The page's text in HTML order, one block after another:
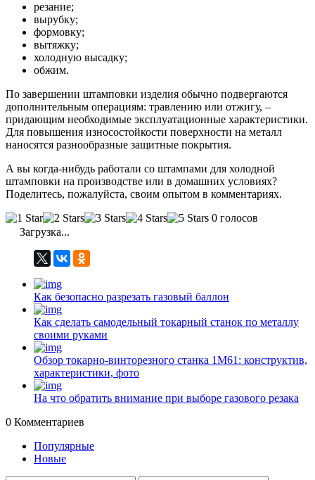
резание;
вырубку;
формовку;
вытяжку;
холодную высадку;
обжим.
По завершении штамповки изделия обычно подвергаются
дополнительным операциям: травлению или отжигу, –
придающим необходимые эксплуатационные характеристики.
Для повышения износостойкости поверхности на металл
наносятся разнообразные защитные покрытия.
А вы когда-нибудь работали со штампами для холодной
штамповки на производстве или в домашних условиях?
Поделитесь, пожалуйста, своим опытом в комментариях.
0 голосов
Загрузка...
Как безопасно разрезать газовый баллон
Как сделать самодельный токарный станок по металлу
своими руками
Обзор токарно-винторезного станка 1М61: конструктив,
характеристики, фото
На что обратить внимание при выборе газового резака
0 Комментариев
Популярные
Новые